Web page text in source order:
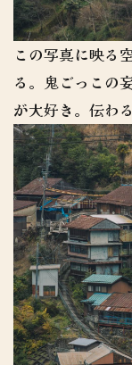
この写真に映る
る。鬼ごっこの
が大好き。伝わ